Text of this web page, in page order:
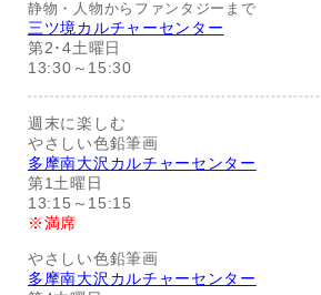
静物・人物からファンタジーまで
三ツ境カルチャーセンター
第2･4土曜日
13:30～15:30
週末に楽しむ
やさしい色鉛筆画
多摩南大沢カルチャーセンター
第1土曜日
13:15～15:15
※満席
やさしい色鉛筆画
多摩南大沢カルチャーセンター